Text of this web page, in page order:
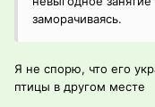
заморачиваясь.
Я не спорю, что его
птицы в другом месте